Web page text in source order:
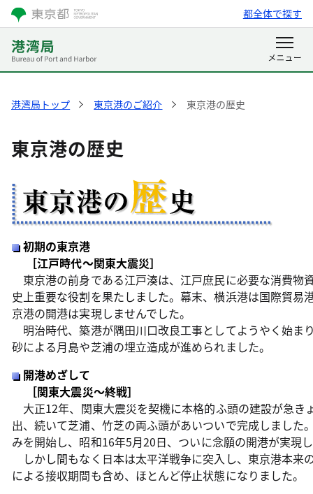
都全体で探す
港湾局トップ 東京港のご紹介 東京港の歴史
東京港の歴史
初期の東京港
［江戸時代〜関東大震災］
東京港の前身である江戸湊は、江戸庶民に必要な消費物
史上重要な役割を果たしました。幕末、横浜港は国際貿易
京港の開港は実現しませんでした。
明治時代、築港が隅田川口改良工事としてようやく始ま
砂による月島や芝浦の埋立造成が進められました。
開港めざして
［関東大震災〜終戦］
大正12年、関東大震災を契機に本格的ふ頭の建設が急き
出、続いて芝浦、竹芝の両ふ頭があいついで完成しました
みを開始し、昭和16年5月20日、ついに念願の開港が実現
しかし間もなく日本は太平洋戦争に突入し、東京港本来
による接収期間も含め、ほとんど停止状態になりました。